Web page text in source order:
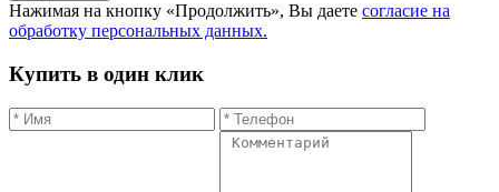
Нажимая на кнопку «Продолжить», Вы даете согласие на
обработку персональных данных.
Купить в один клик